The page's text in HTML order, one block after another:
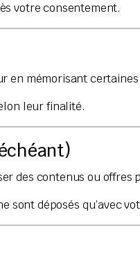
votre consentement.
en mémorisant
leur finalité.
des contenus ou offres
sont déposés qu’avec